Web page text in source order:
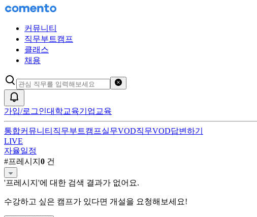
커뮤니티
직무부트캠프
클래스
채용
가입/로그인대학교육기업교육
통합커뮤니티 직무부트캠프실무VOD직무VOD답변하기
프레시지
LIVE
자율일정
#프레시지 0 건
'프레시지 '에 대한 검색 결과가 없어요.
수강하고 싶은 캠프가 있다면 개설을 요청해보세요!